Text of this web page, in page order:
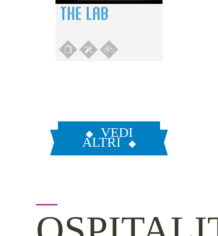
THE LAB
VEDI
ALTRI